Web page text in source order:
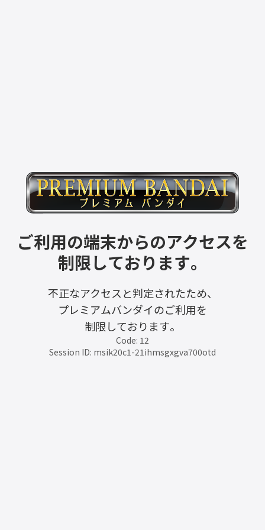
ご利用の端末からのアクセスを
制限しております。
不正なアクセスと判定されたため、
プレミアムバンダイのご利用を
制限しております。
Code: 12
Session ID: msik20c1-21ihmsgxgva700otd